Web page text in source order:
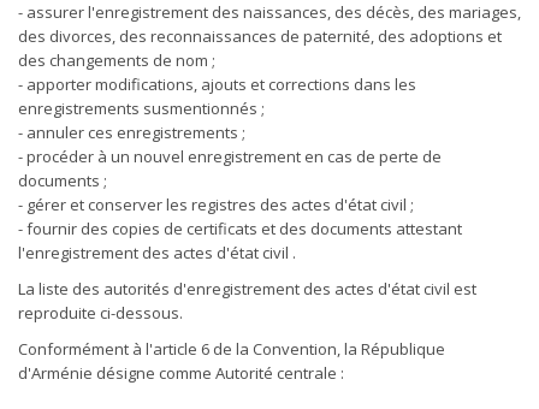
- assurer l'enregistrement des naissances, des décès, des mariages,
des divorces, des reconnaissances de paternité, des adoptions et
des changements de nom ;
- apporter modifications, ajouts et corrections dans les
enregistrements susmentionnés ;
- annuler ces enregistrements ;
- procéder à un nouvel enregistrement en cas de perte de
documents ;
- gérer et conserver les registres des actes d'état civil ;
- fournir des copies de certificats et des documents attestant
l'enregistrement des actes d'état civil .
La liste des autorités d'enregistrement des actes d'état civil est
reproduite ci-dessous.
Conformément à l'article 6 de la Convention, la République
d'Arménie désigne comme Autorité centrale :